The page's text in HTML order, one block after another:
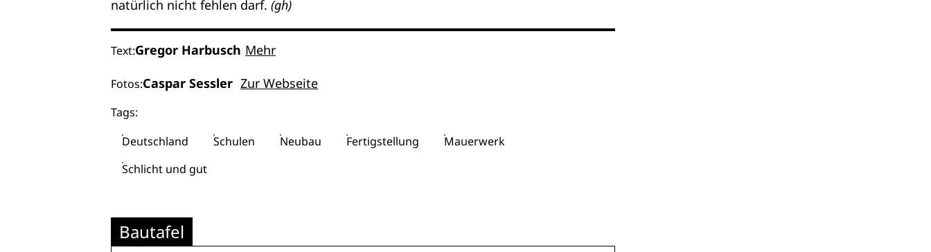
natürlich nicht fehlen darf. (gh)
Text:Gregor Harbusch Mehr
Fotos:Caspar Sessler Zur Webseite
Tags:
Deutschland
Schulen Neubau Fertigstellung
Mauerwerk
Schlicht und gut
Bautafel